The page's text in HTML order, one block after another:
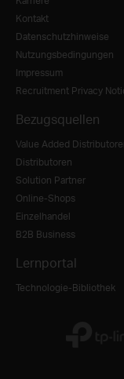
Kontakt
Datenschutzhinweise
Nutzungsbedingungen
Impressum
Recruitment Privacy
Bezugsquellen
Value Added
Distributoren
Solution Partner
Online-Shops
Einzelhandel
B2B Business
Lernportal
Technologie-Bibliothek